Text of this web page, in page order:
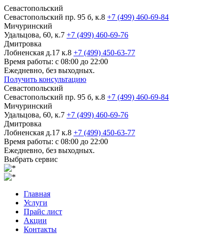
Севастопольский
Севастопольский пр. 95 б, к.8 +7 (499) 460-69-84
Мичуринский
Удальцова, 60, к.7 +7 (499) 460-69-76
Дмитровка
Лобненская д.17 к.8 +7 (499) 450-63-77
Время работы: с 08:00 до 22:00
Ежедневно, без выходных.
Получить консультацию
Севастопольский
Севастопольский пр. 95 б, к.8 +7 (499) 460-69-84
Мичуринский
Удальцова, 60, к.7 +7 (499) 460-69-76
Дмитровка
Лобненская д.17 к.8 +7 (499) 450-63-77
Время работы: с 08:00 до 22:00
Ежедневно, без выходных.
Выбрать сервис
Главная
Услуги
Прайс лист
Акции
Контакты